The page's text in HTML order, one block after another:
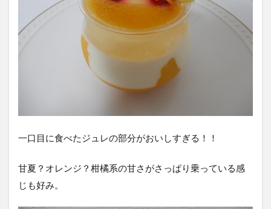
一口目に食べたジュレの部分がおいしすぎる！！
甘夏？オレンジ？柑橘系の甘さがさっぱり乗っている感
じも好み。